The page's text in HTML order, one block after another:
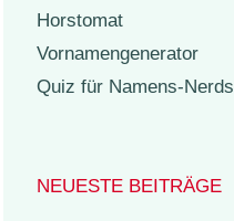
Horstomat
Vornamengenerator
Quiz für Namens-Nerds
NEUESTE BEITRÄGE